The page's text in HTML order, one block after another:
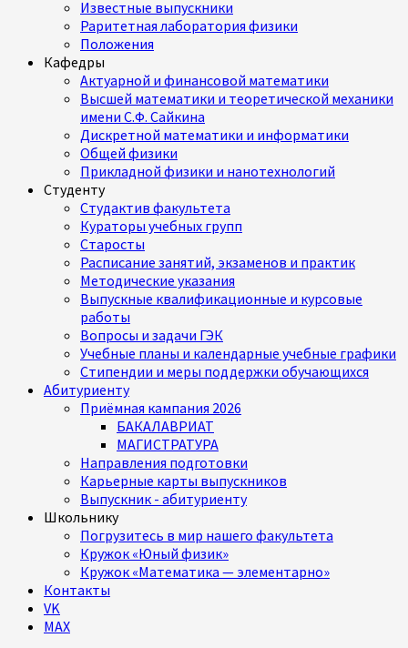
Известные выпускники
Раритетная лаборатория физики
Положения
Кафедры
Актуарной и финансовой математики
Высшей математики и теоретической механики
имени С.Ф. Сайкина
Дискретной математики и информатики
Общей физики
Прикладной физики и нанотехнологий
Студенту
Студактив факультета
Кураторы учебных групп
Старосты
Расписание занятий, экзаменов и практик
Методические указания
Выпускные квалификационные и курсовые
работы
Вопросы и задачи ГЭК
Учебные планы и календарные учебные графики
Стипендии и меры поддержки обучающихся
Абитуриенту
Приёмная кампания 2026
БАКАЛАВРИАТ
МАГИСТРАТУРА
Направления подготовки
Карьерные карты выпускников
Выпускник - абитуриенту
Школьнику
Погрузитесь в мир нашего факультета
Кружок «Юный физик»
Кружок «Математика — элементарно»
Контакты
VK
MAX